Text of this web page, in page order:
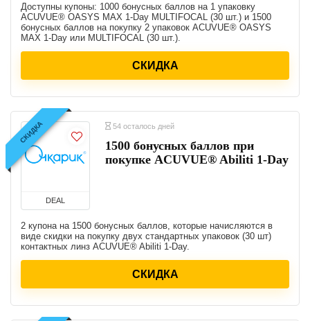
Доступны купоны: 1000 бонусных баллов на 1 упаковку
ACUVUE® OASYS MAX 1-Day MULTIFOCAL (30 шт.) и 1500
бонусных баллов на покупку 2 упаковок ACUVUE® OASYS
MAX 1-Day или MULTIFOCAL (30 шт.).
СКИДКА
СКИДКА
DEAL
54 осталось дней
1500 бонусных баллов при
покупке ACUVUE® Abiliti 1-Day
2 купона на 1500 бонусных баллов, которые начисляются в
виде скидки на покупку двух стандартных упаковок (30 шт)
контактных линз ACUVUE® Abiliti 1-Day.
СКИДКА